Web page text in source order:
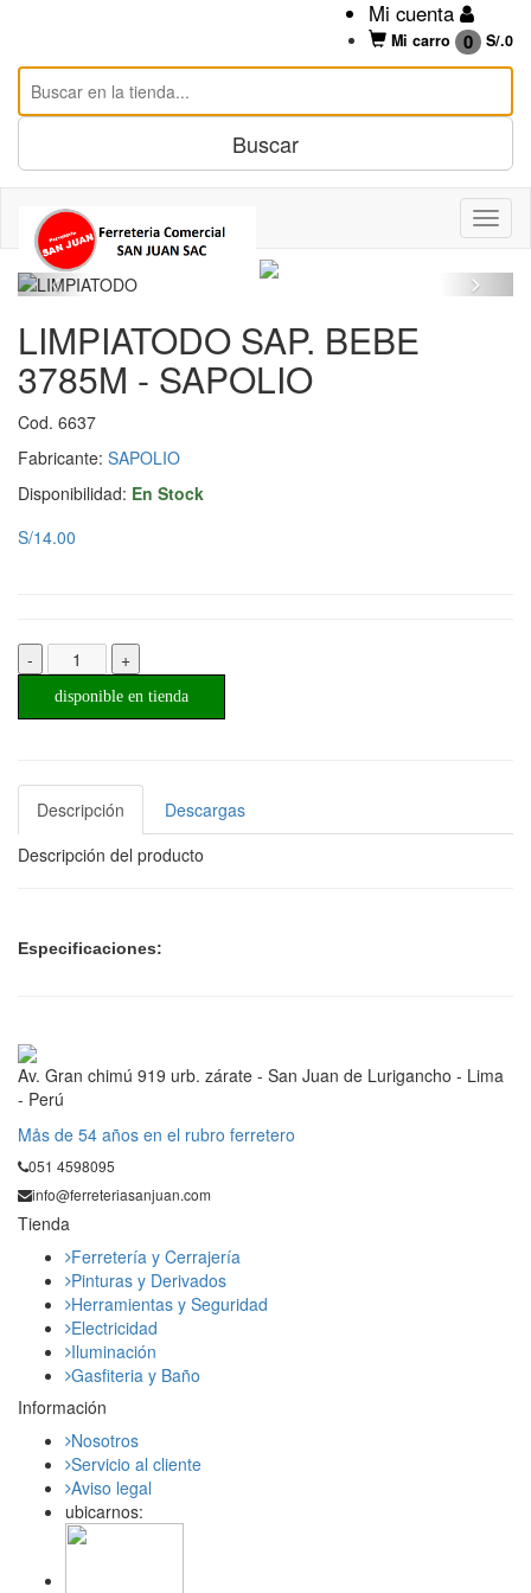
Mi cuenta
Mi carro 0 S/.0
LIMPIATODO SAP. BEBE
3785M - SAPOLIO
Cod. 6637
Fabricante: SAPOLIO
Disponibilidad: En Stock
S/14.00
- +
disponible en tienda
Descripción
Descargas
Descripción del producto
Especificaciones:
Av. Gran chimú 919 urb. zárate - San Juan de Lurigancho - Lima
- Perú
Mås de 54 años en el rubro ferretero
051 4598095
info@ferreteriasanjuan.com
Tienda
Ferretería y Cerrajería
Pinturas y Derivados
Herramientas y Seguridad
Electricidad
Iluminación
Gasfiteria y Baño
Información
Nosotros
Servicio al cliente
Aviso legal
ubicarnos: